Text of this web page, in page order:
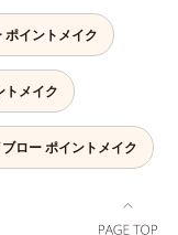
イントメイク
トメイク
ロー ポイントメイク